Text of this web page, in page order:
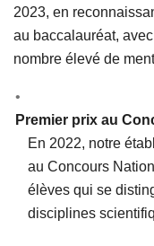
2023, en
au baccalauréat,
nombre élevé de
Premier prix au
En 2022, notre
au Concours
élèves qui se
disciplines